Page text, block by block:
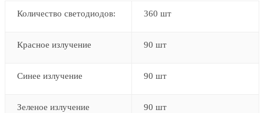
Количество светодиодов: 360 шт
Красное излучение 90 шт
Синее излучение 90 шт
Зеленое излучение 90 шт